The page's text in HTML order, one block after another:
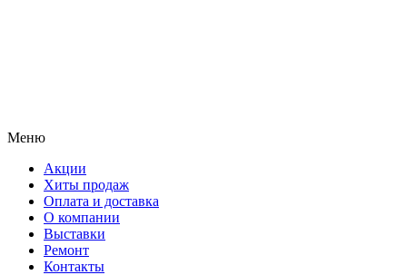
Меню
Акции
Хиты продаж
Оплата и доставка
О компании
Выставки
Ремонт
Контакты